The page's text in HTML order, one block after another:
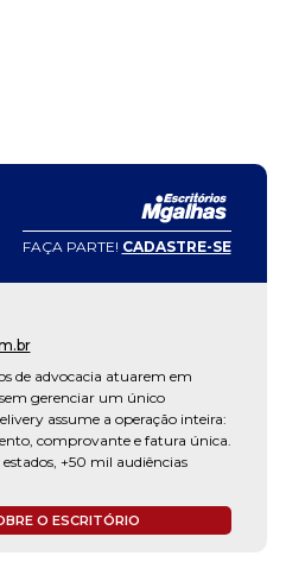
FAÇA PARTE! CADASTRE-SE
de advocacia atuarem em
gerenciar um único
assume a operação inteira:
comprovante e fatura única.
+50 mil audiências
O ESCRITÓRIO